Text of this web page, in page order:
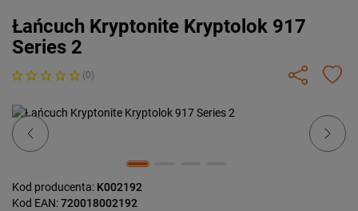
Łańcuch Kryptonite Kryptolok 917
Series 2
(0)
Previous Next
Kod producenta: K002192
Kod EAN:720018002192